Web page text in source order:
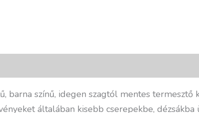
barna színű, idegen szagtól mentes
általában kisebb cserepekbe,